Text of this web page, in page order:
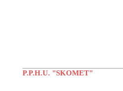
P.P.H.U. "SKOMET"